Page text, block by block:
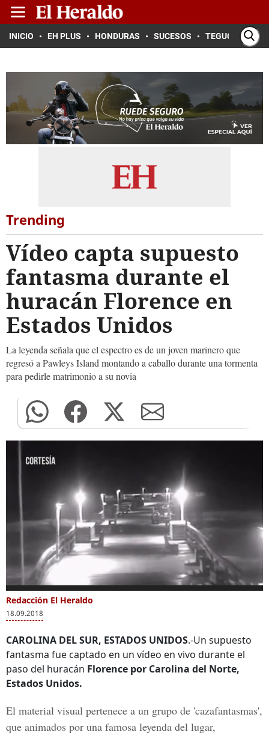
INICIO EH PLUS HONDURAS SUCESOS TEGUCIGALPA
Trending
Vídeo capta supuesto
fantasma durante el
huracán Florence en
Estados Unidos
La leyenda señala que el espectro es de un joven marinero que
regresó a Pawleys Island montando a caballo durante una tormenta
para pedirle matrimonio a su novia
0
of
37
seconds
Más Videos
Impresionante video
del ojo del huracán
Huracán Florence se
Redacción El Heraldo
18.09.2018
CAROLINA DEL SUR, ESTADOS UNIDOS.-Un supuesto
fantasma fue captado en un vídeo en vivo durante el
paso del huracán Florence por Carolina del Norte,
Estados Unidos.
El material visual pertenece a un grupo de 'cazafantasmas',
que animados por una famosa leyenda del lugar,